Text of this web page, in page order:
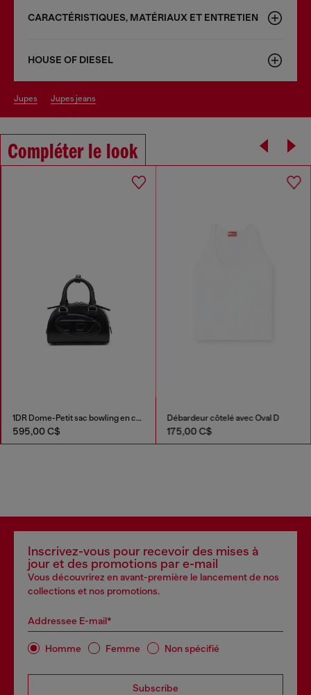
CARACTÉRISTIQUES, MATÉRIAUX ET ENTRETIEN
HOUSE OF DIESEL
jupes jupes jeans
Compléter le look
1DR Dome-Petit sac bowling en cuir
595,00 C$
Débardeur côtelé avec Oval D
175,00 C$
Inscrivez-vous pour recevoir des mises à
jour et des promotions par e-mail
Vous découvrirez en avant-première le lancement de nos
collections et nos promotions.
Addressee E-mail*
Homme Femme Non spécifié
Subscribe